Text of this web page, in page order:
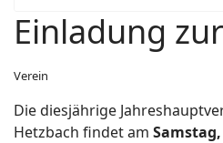
Einladung
Verein
Die diesjährige
Hetzbach findet am